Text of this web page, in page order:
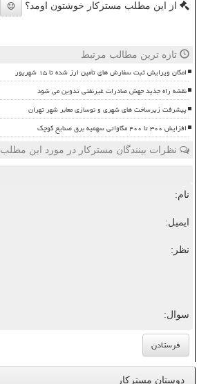
از این مطلب مسترکار خوشتون اومد؟
تازه ترین مطالب مرتبط
امکان ویرایش ثبت سفارش های تأمین ارز شده تا ۱۵ شهریور
نقشه راه جدید جهش صادرات غیرنفتی تدوین می شود
پیشرفت زیرساخت های شهری و نوسازی معابر شهر تهران
افزایش ۳۰۰ تا ۴۰۰ مگاواتی سهمیه برق صنایع کوچک
نظرات بینندگان مسترکار در مورد این مطلب
نام:
ایمیل:
نظر:
سوال:
دوستان مسترکار